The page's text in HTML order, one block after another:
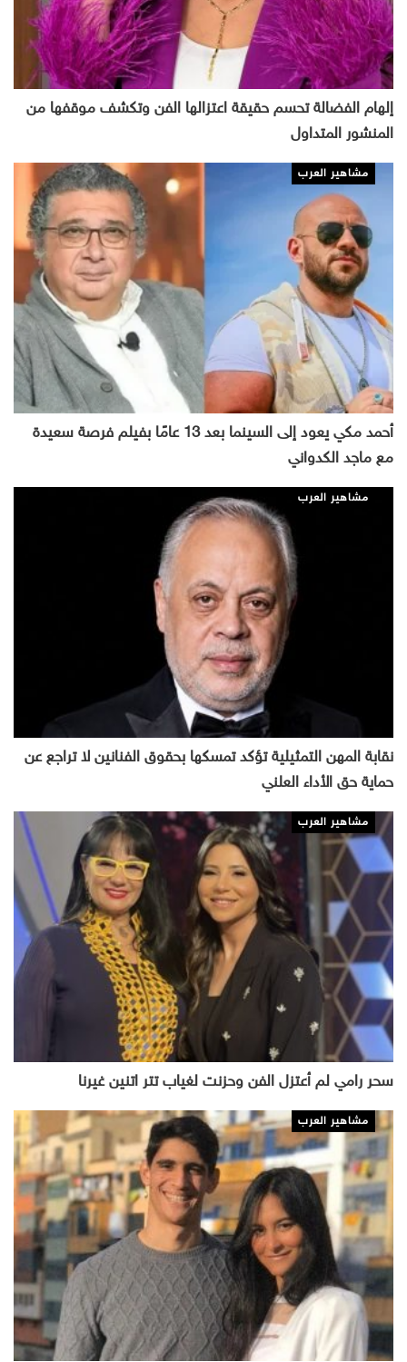
إلهام الفضالة تحسم حقيقة اعتزالها الفن وتكشف موقفها من
المنشور المتداول
مشاهير العرب
أحمد مكي يعود إلى السينما بعد 13 عامًا بفيلم فرصة سعيدة
مع ماجد الكدواني
مشاهير العرب
نقابة المهن التمثيلية تؤكد تمسكها بحقوق الفنانين لا تراجع عن
حماية حق الأداء العلني
مشاهير العرب
سحر رامي لم أعتزل الفن وحزنت لغياب تتر اتنين غيرنا
مشاهير العرب